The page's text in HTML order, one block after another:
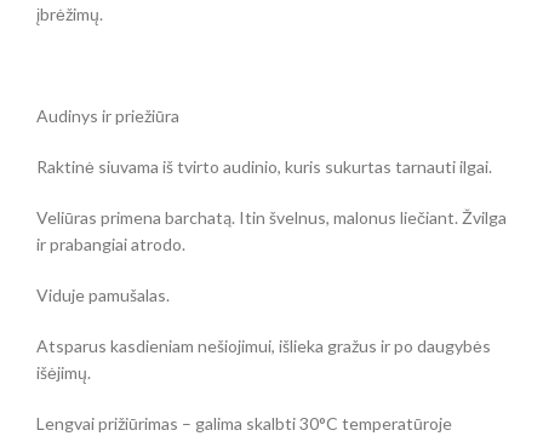
įbrėžimų.
Audinys ir priežiūra
Raktinė siuvama iš tvirto audinio, kuris sukurtas tarnauti ilgai.
Veliūras primena barchatą. Itin švelnus, malonus liečiant. Žvilga
ir prabangiai atrodo.
Viduje pamušalas.
Atsparus kasdieniam nešiojimui, išlieka gražus ir po daugybės
išėjimų.
Lengvai prižiūrimas – galima skalbti 30°C temperatūroje